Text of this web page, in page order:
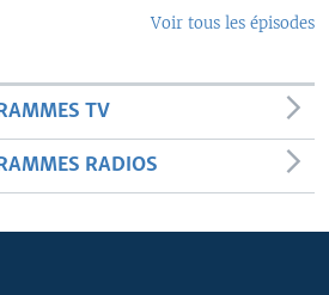
Voir tous les épisodes
TV
RADIOS